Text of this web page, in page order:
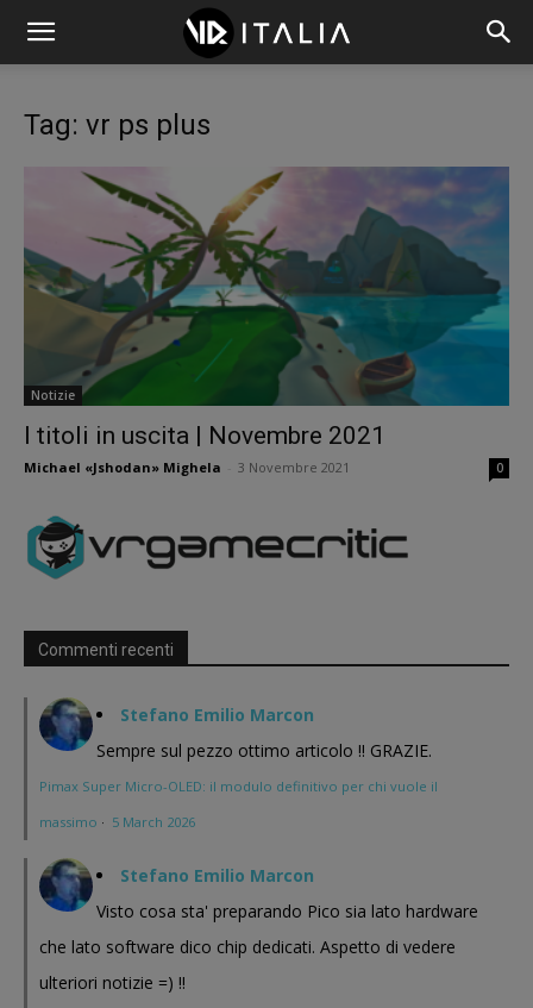
Tag: vr ps plus
Notizie
I titoli in uscita | Novembre 2021
Michael «Jshodan» Mighela 3 Novembre 2021 0
Commenti recenti
Stefano Emilio Marcon
Sempre sul pezzo ottimo articolo !! GRAZIE.
Pimax Super Micro-OLED: il modulo definitivo per chi vuole il
massimo · 5 March 2026
Stefano Emilio Marcon
Visto cosa sta' preparando Pico sia lato hardware
che lato software dico chip dedicati. Aspetto di vedere
ulteriori notizie =) !!